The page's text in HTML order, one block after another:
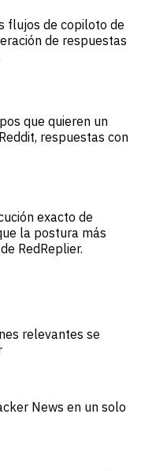
flujos de copiloto de
de respuestas
que quieren un
respuestas con
exacto de
la postura más
RedReplier.
relevantes se
News en un solo